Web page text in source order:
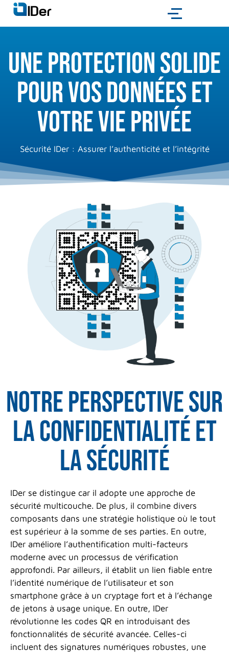
Une protection solide
pour vos données et
votre vie privée
Sécurité IDer : Assurer l’authenticité et l’intégrité
Notre perspective sur
la confidentialité et
la sécurité
IDer se distingue car il adopte une approche de
sécurité multicouche. De plus, il combine divers
composants dans une stratégie holistique où le tout
est supérieur à la somme de ses parties. En outre,
IDer améliore l’authentification multi-facteurs
moderne avec un processus de vérification
approfondi. Par ailleurs, il établit un lien fiable entre
l’identité numérique de l’utilisateur et son
smartphone grâce à un cryptage fort et à l’échange
de jetons à usage unique. En outre, IDer
révolutionne les codes QR en introduisant des
fonctionnalités de sécurité avancée. Celles-ci
incluent des signatures numériques robustes, une